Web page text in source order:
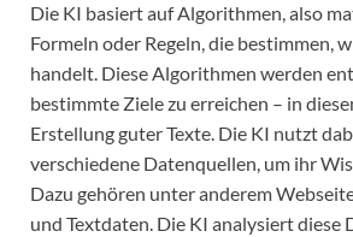
Die KI basiert auf Algorithmen, also
Formeln oder Regeln, die bestimmen,
handelt. Diese Algorithmen werden
bestimmte Ziele zu erreichen – in
Erstellung guter Texte. Die KI nutzt
verschiedene Datenquellen, um ihr
Dazu gehören unter anderem
und Textdaten. Die KI analysiert diese